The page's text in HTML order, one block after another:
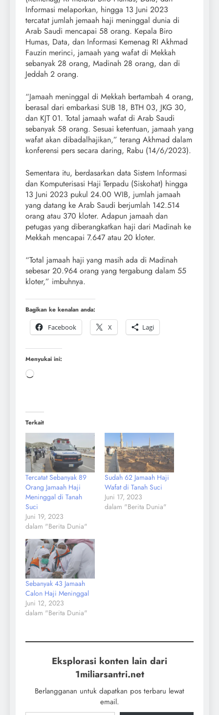
Informasi melaporkan, hingga 13 Juni 2023
tercatat jumlah jemaah haji meninggal dunia di
Arab Saudi mencapai 58 orang. Kepala Biro
Humas, Data, dan Informasi Kemenag RI Akhmad
Fauzin merinci, jamaah yang wafat di Mekkah
sebanyak 28 orang, Madinah 28 orang, dan di
Jeddah 2 orang.
“Jamaah meninggal di Mekkah bertambah 4 orang,
berasal dari embarkasi SUB 18, BTH 03, JKG 30,
dan KJT 01. Total jamaah wafat di Arab Saudi
sebanyak 58 orang. Sesuai ketentuan, jamaah yang
wafat akan dibadalhajikan,” terang Akhmad dalam
konferensi pers secara daring, Rabu (14/6/2023).
Sementara itu, berdasarkan data Sistem Informasi
dan Komputerisasi Haji Terpadu (Siskohat) hingga
13 Juni 2023 pukul 24.00 WIB, jumlah jamaah
yang datang ke Arab Saudi berjumlah 142.514
orang atau 370 kloter. Adapun jamaah dan
petugas yang diberangkatkan haji dari Madinah ke
Mekkah mencapai 7.647 atau 20 kloter.
“Total jamaah haji yang masih ada di Madinah
sebesar 20.964 orang yang tergabung dalam 55
kloter,” imbuhnya.
Bagikan ke kenalan anda:
Facebook
X Lagi
Menyukai ini:
Terkait
Tercatat Sebanyak 89
Orang Jamaah Haji
Meninggal di Tanah
Suci
Juni 19, 2023
dalam "Berita Dunia"
Sudah 62 Jamaah Haji
Wafat di Tanah Suci
Juni 17, 2023
dalam "Berita Dunia"
Sebanyak 43 Jamaah
Calon Haji Meninggal
Juni 12, 2023
dalam "Berita Dunia"
Eksplorasi konten lain dari
1miliarsantri.net
Berlangganan untuk dapatkan pos terbaru lewat
email.